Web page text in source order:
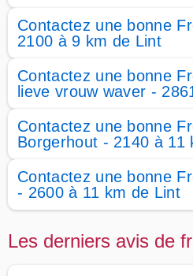
Contactez une bonne
2100 à 9 km de Lint
Contactez une bonne
lieve vrouw waver -
Contactez une bonne
Borgerhout - 2140 à 11
Contactez une bonne
- 2600 à 11 km de Lint
Les derniers avis de